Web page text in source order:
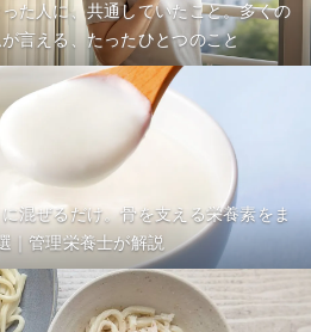
た人に、共通していたこと。多くの
言える、たったひとつのこと
混ぜるだけ。骨を支える栄養素をま
｜管理栄養士が解説